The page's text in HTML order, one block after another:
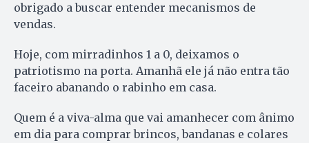
obrigado a buscar entender mecanismos de
vendas.
Hoje, com mirradinhos 1 a 0, deixamos o
patriotismo na porta. Amanhã ele já não entra tão
faceiro abanando o rabinho em casa.
Quem é a viva-alma que vai amanhecer com ânimo
em dia para comprar brincos, bandanas e colares